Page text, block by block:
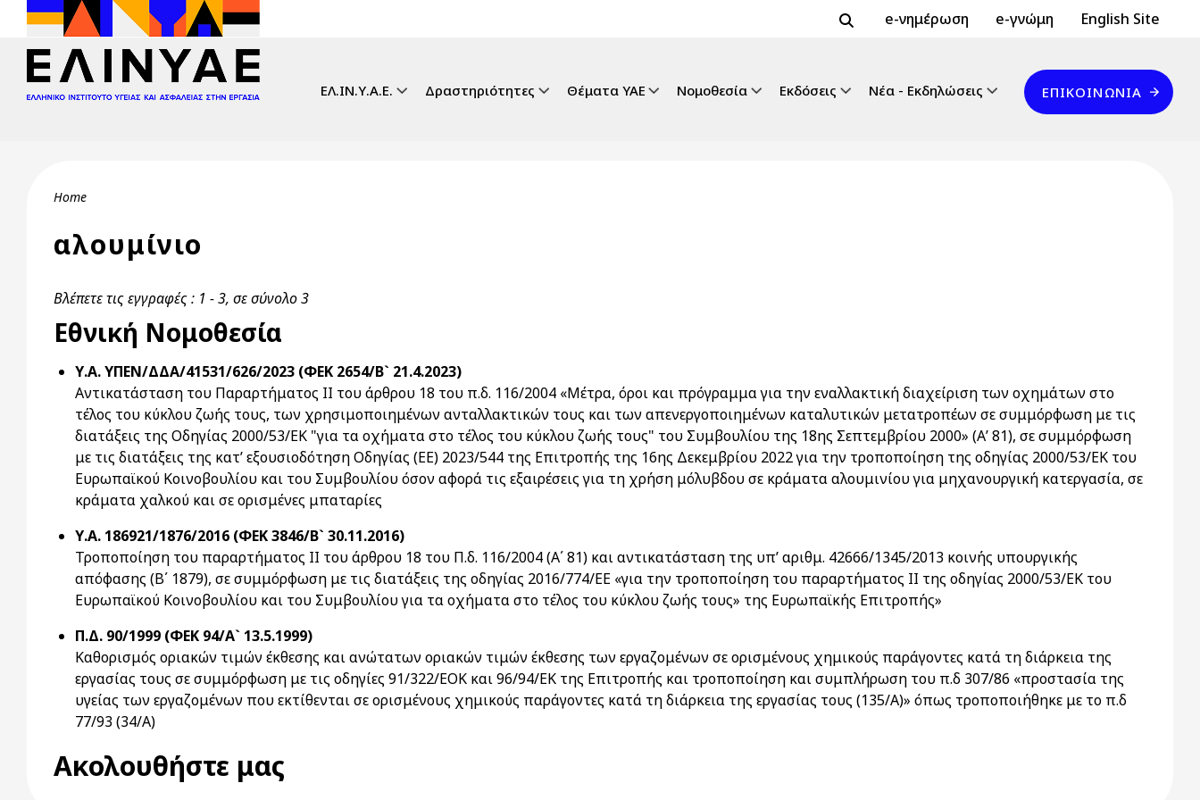
Skip to main content Header Top 2
e-νημέρωση e-γνώμη Header Top
English Site
ΕΛ.ΙΝ.Υ.Α.Ε. Δραστηριότητες Θέματα ΥΑΕ Νομοθεσία Εκδόσεις Νέα - Εκδηλώσεις
Επικοινωνία
ΕΠΙΚΟΙΝΩΝΊΑ
Breadcrumb
Home
αλουμίνιο
Βλέπετε τις εγγραφές : 1 - 3, σε σύνολο 3
Εθνική Νομοθεσία
Υ.Α. ΥΠΕΝ/ΔΔΑ/41531/626/2023 (ΦΕΚ 2654/Β` 21.4.2023)
Αντικατάσταση του Παραρτήματος II του άρθρου 18 του π.δ. 116/2004 «Μέτρα, όροι και πρόγραμμα για την εναλλακτική διαχείριση των οχημάτων στο
τέλος του κύκλου ζωής τους, των χρησιμοποιημένων ανταλλακτικών τους και των απενεργοποιημένων καταλυτικών μετατροπέων σε συμμόρφωση με τις
διατάξεις της Οδηγίας 2000/53/ΕΚ "για τα οχήματα στο τέλος του κύκλου ζωής τους" του Συμβουλίου της 18ης Σεπτεμβρίου 2000» (Α’ 81), σε συμμόρφωση
με τις διατάξεις της κατ’ εξουσιοδότηση Οδηγίας (ΕΕ) 2023/544 της Επιτροπής της 16ης Δεκεμβρίου 2022 για την τροποποίηση της οδηγίας 2000/53/ΕΚ του
Ευρωπαϊκού Κοινοβουλίου και του Συμβουλίου όσον αφορά τις εξαιρέσεις για τη χρήση μόλυβδου σε κράματα αλουμινίου για μηχανουργική κατεργασία, σε
κράματα χαλκού και σε ορισμένες μπαταρίες
Υ.Α. 186921/1876/2016 (ΦΕΚ 3846/Β` 30.11.2016)
Τροποποίηση του παραρτήματος II του άρθρου 18 του Π.δ. 116/2004 (Α΄ 81) και αντικατάσταση της υπ’ αριθμ. 42666/1345/2013 κοινής υπουργικής
απόφασης (Β΄ 1879), σε συμμόρφωση με τις διατάξεις της οδηγίας 2016/774/ΕΕ «για την τροποποίηση του παραρτήματος II της οδηγίας 2000/53/ΕΚ του
Ευρωπαϊκού Κοινοβουλίου και του Συμβουλίου για τα οχήματα στο τέλος του κύκλου ζωής τους» της Ευρωπαϊκής Επιτροπής»
Π.Δ. 90/1999 (ΦΕΚ 94/Α` 13.5.1999)
Καθορισμός οριακών τιμών έκθεσης και ανώτατων οριακών τιμών έκθεσης των εργαζομένων σε ορισμένους χημικούς παράγοντες κατά τη διάρκεια της
εργασίας τους σε συμμόρφωση με τις οδηγίες 91/322/ΕΟΚ και 96/94/ΕΚ της Επιτροπής και τροποποίηση και συμπλήρωση του π.δ 307/86 «προστασία της
υγείας των εργαζομένων που εκτίθενται σε ορισμένους χημικούς παράγοντες κατά τη διάρκεια της εργασίας τους (135/Α)» όπως τροποποιήθηκε με το π.δ
77/93 (34/Α)
Ακολουθήστε μας